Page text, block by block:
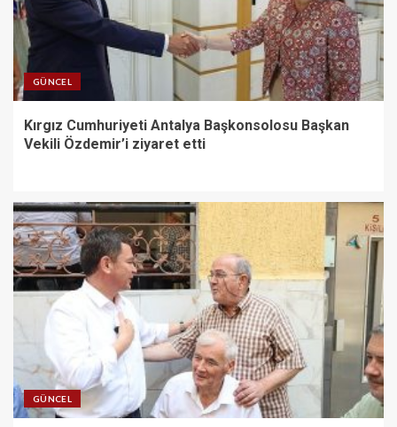
GÜNCEL
Kırgız Cumhuriyeti Antalya Başkonsolosu Başkan
Vekili Özdemir’i ziyaret etti
GÜNCEL